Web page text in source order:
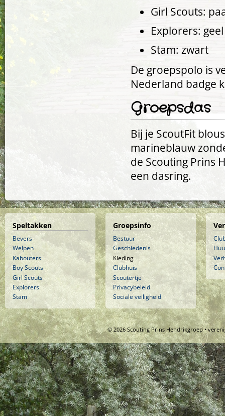
Girl Scouts:
Explorers: geel
Stam: zwart
De groepspolo is
Nederland badge
Groepsdas
Bij je ScoutFit
marineblauw
de Scouting Prins
een dasring.
Speltakken
Bevers
Welpen
Kabouters
Boy Scouts
Girl Scouts
Explorers
Stam
Groepsinfo
Bestuur
Geschiedenis
Kleding
Clubhuis
Scoutertje
Privacybeleid
Sociale veiligheid
© 2026 Scouting Prins Hendrikgroep •